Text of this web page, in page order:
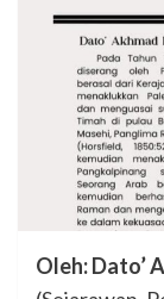
Oleh: Dato’